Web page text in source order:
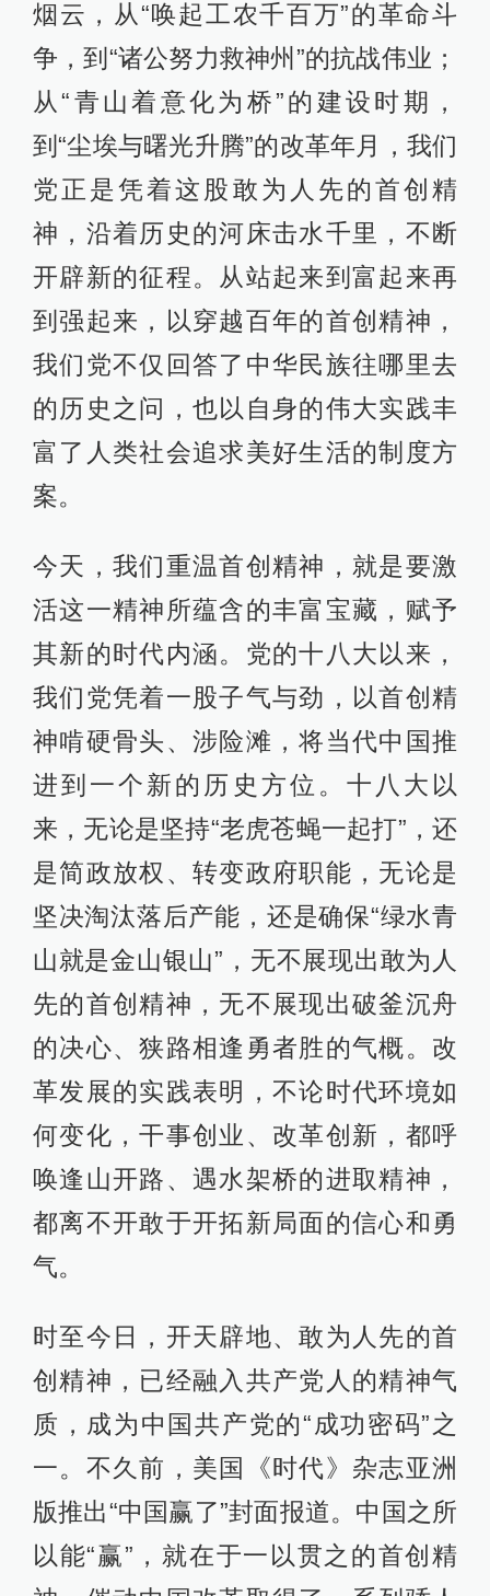
烟云，从“唤起工农千百万”的革命斗
争，到“诸公努力救神州”的抗战伟业；
从“青山着意化为桥”的建设时期，
到“尘埃与曙光升腾”的改革年月，我们
党正是凭着这股敢为人先的首创精
神，沿着历史的河床击水千里，不断
开辟新的征程。从站起来到富起来再
到强起来，以穿越百年的首创精神，
我们党不仅回答了中华民族往哪里去
的历史之问，也以自身的伟大实践丰
富了人类社会追求美好生活的制度方
案。
今天，我们重温首创精神，就是要激
活这一精神所蕴含的丰富宝藏，赋予
其新的时代内涵。党的十八大以来，
我们党凭着一股子气与劲，以首创精
神啃硬骨头、涉险滩，将当代中国推
进到一个新的历史方位。十八大以
来，无论是坚持“老虎苍蝇一起打”，还
是简政放权、转变政府职能，无论是
坚决淘汰落后产能，还是确保“绿水青
山就是金山银山”，无不展现出敢为人
先的首创精神，无不展现出破釜沉舟
的决心、狭路相逢勇者胜的气概。改
革发展的实践表明，不论时代环境如
何变化，干事创业、改革创新，都呼
唤逢山开路、遇水架桥的进取精神，
都离不开敢于开拓新局面的信心和勇
气。
时至今日，开天辟地、敢为人先的首
创精神，已经融入共产党人的精神气
质，成为中国共产党的“成功密码”之
一。不久前，美国《时代》杂志亚洲
版推出“中国赢了”封面报道。中国之所
以能“赢”，就在于一以贯之的首创精